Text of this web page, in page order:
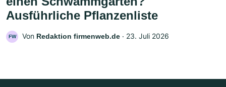
Ausführliche Pflanzenliste
FW Von Redaktion firmenweb.de ‧ 23. Juli 2026